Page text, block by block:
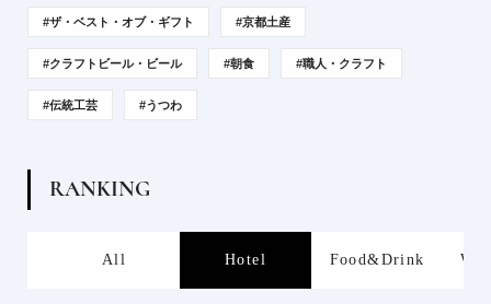
#ザ・ベスト・オブ・ギフト #京都土産
#クラフトビール・ビール #朝食 #職人・クラフト
#伝統工芸 #うつわ
RANKING
All Hotel Food&Drink